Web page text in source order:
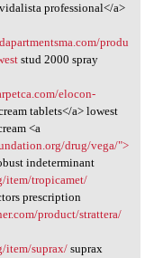
professional</a>
produ
stud 2000 spray
elocon-
tablets</a> lowest
<a
drug/vega/">
indeterminant
item/tropicamet/
prescription
product/strattera/
item/suprax/suprax